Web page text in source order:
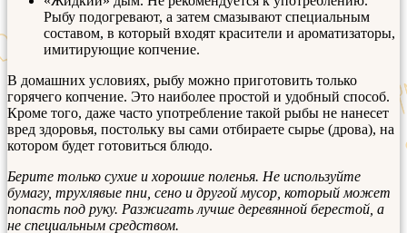
Рыбу подогревают, а затем смазывают специальным
составом, в который входят красители и ароматизаторы,
имитирующие копчение.
В домашних условиях, рыбу можно приготовить только
горячего копчение. Это наиболее простой и удобный способ.
Кроме того, даже часто употребление такой рыбы не нанесет
вред здоровья, постольку вы сами отбираете сырье (дрова), на
котором будет готовиться блюдо.
Берите только сухие и хорошие поленья. Не используйте
бумагу, трухлявые пни, сено и другой мусор, который может
попасть под руку. Разжигать лучше деревянной берестой, а
не специальным средством.